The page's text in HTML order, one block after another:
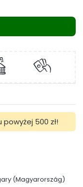
500 zł!
(Magyarország)